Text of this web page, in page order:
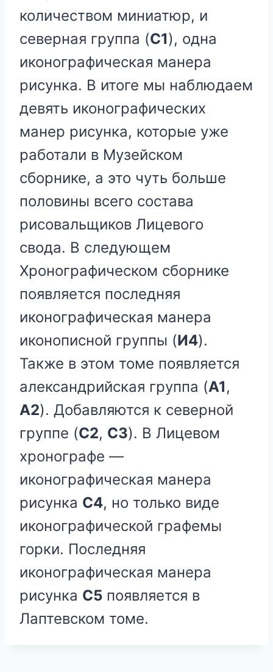
количеством миниатюр, и
северная группа (С1), одна
иконографическая манера
рисунка. В итоге мы наблюдаем
девять иконографических
манер рисунка, которые уже
работали в Музейском
сборнике, а это чуть больше
половины всего состава
рисовальщиков Лицевого
свода. В следующем
Хронографическом сборнике
появляется последняя
иконографическая манера
иконописной группы (И4).
Также в этом томе появляется
александрийская группа (А1,
А2). Добавляются к северной
группе (С2, С3). В Лицевом
хронографе —
иконографическая манера
рисунка С4, но только виде
иконографической графемы
горки. Последняя
иконографическая манера
рисунка С5 появляется в
Лаптевском томе.